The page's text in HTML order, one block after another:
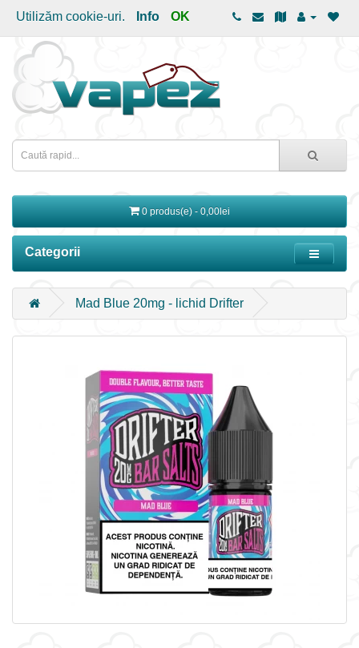
Utilizăm cookie-uri. Info OK
0 produs(e) - 0,00lei
Categorii
Mad Blue 20mg - lichid Drifter